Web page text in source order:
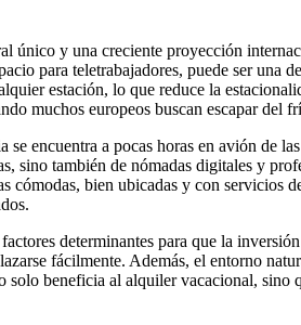
y una creciente proyección
para teletrabajadores, puede ser
estación, lo que reduce la
muchos europeos buscan escapar del
encuentra a pocas horas en avión de
también de nómadas digitales y
bien ubicadas y con servicios
determinantes para que la
fácilmente. Además, el entorno
beneficia al alquiler vacacional,